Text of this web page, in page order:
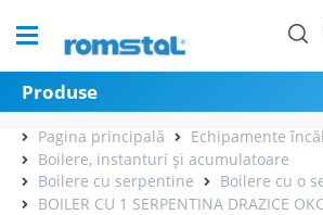
Produse
Pagina principală
Echipamente
Boilere, instanturi și acumulatoare
Boilere cu serpentine
Boilere cu o
BOILER CU 1 SERPENTINA DRAZICE